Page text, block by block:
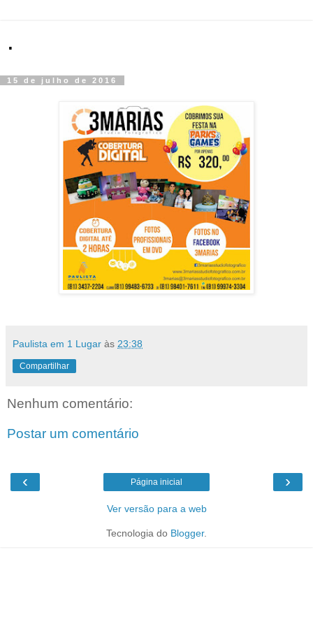
.
15 de julho de 2016
Paulista em 1 Lugar às 23:38
Compartilhar
Nenhum comentário:
Postar um comentário
‹ ›
Página inicial
Ver versão para a web
Tecnologia do Blogger.